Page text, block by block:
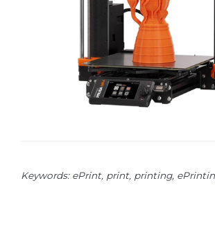
Keywords: ePrint, print, printing,